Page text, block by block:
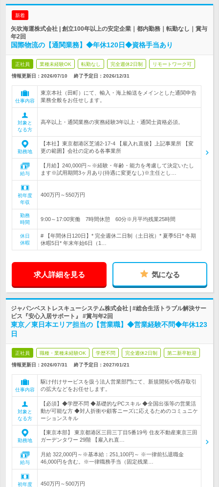
新着
矢吹海運株式会社 | 創立100年以上の安定企業｜都内勤務｜転勤なし｜賞与
年2回
国際物流の【通関業務】◆年休120日◆資格手当あり
正社員 業種未経験OK 転勤なし 完全週休2日制 リモートワーク可
情報更新日：2026/07/10 終了予定日： 2026/12/31
仕事内容
東京本社（田町）にて、輸入・海上輸送をメインとした通関申告
業務全般をお任せします。
対象と
なる方
高卒以上・通関業務の実務経験3年以上・通関士資格必須。
勤務地
【本社】東京都港区芝浦2-17-4 【雇入れ直後】上記事業所 【変
更の範囲】会社の定める各事業所
給与
【月給】240,000円～※経験・年齢・能力を考慮して決定いたし
ます※試用期間3ヶ月あり(待遇に変更なし)※主任とし…
初年度
年収
400万円～550万円
勤務
時間
9:00～17:00実働 7時間休憩 60分※月平均残業25時間
休日
休暇
# 【年間休日120日】* 完全週休二日制（土日祝）* 夏季5日* 冬期
休暇5日* 年末年始6日（1…
求人詳細を見る 気になる
ジャパンベストレスキューシステム株式会社 | #総合生活トラブル解決サー
ビス『安心入居サポート』 #賞与年2回
東京／東日本エリア担当の【営業職】◆営業経験不問◆年休123
日
正社員 職種・業種未経験OK 学歴不問 完全週休2日制 第二新卒歓迎
情報更新日：2026/07/31 終了予定日： 2027/01/21
仕事内容
駆け付けサービスを扱う法人営業部門にて、新規開拓や既存取引
の拡大などをお任せします。
対象と
なる方
【必須】◆学歴不問 ◆基礎的なPCスキル ◆全国出張等の営業活
動が可能な方 ◆対人折衝や顧客ニーズに応えるためのコミュニケ
ーションスキル
勤務地
【東京本部】 東京都港区三田三丁目5番19号 住友不動産東京三田
ガーデンタワー 29階 【雇入れ直…
給与
月給 322,000円～※基本給：251,100円～ ※一律前払退職金
46,000円を含む。※一律職務手当（固定残業…
初年度
450万円～500万円